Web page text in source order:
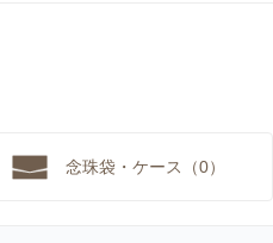
念珠袋・ケース（0）